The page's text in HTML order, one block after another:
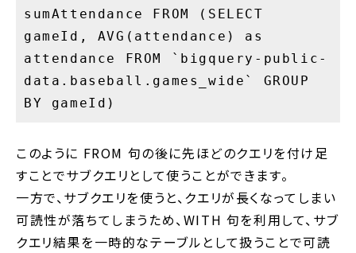
sumAttendance FROM (SELECT
gameId, AVG(attendance) as
attendance FROM `bigquery-public-
data.baseball.games_wide` GROUP
BY gameId)
このように FROM 句の後に先ほどのクエリを付け足
すことでサブクエリとして使うことができます。
一方で、サブクエリを使うと、クエリが長くなってしまい
可読性が落ちてしまうため、WITH 句を利用して、サブ
クエリ結果を一時的なテーブルとして扱うことで可読